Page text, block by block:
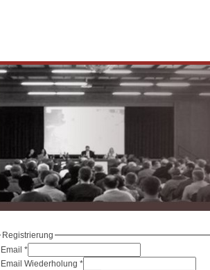
Registrierung
Email *
Email Wiederholung *